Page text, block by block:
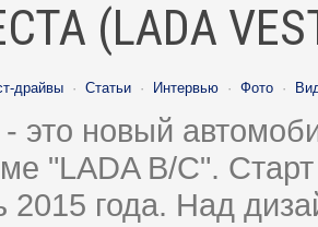
(LADA
драйвы · Статьи · Интервью · Фото ·
это новый
"LADA B/C".
2015 года. Над